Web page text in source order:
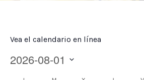
Vea el calendario en línea
2026-08-01